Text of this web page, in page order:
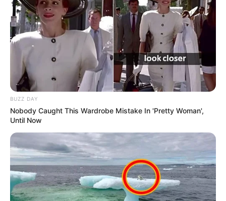
BUZZ DAY
Nobody Caught This Wardrobe Mistake In 'Pretty Woman',
Until Now